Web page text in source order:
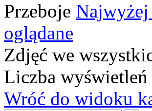
Przeboje Najwyżej
oglądane
Zdjęć we
Liczba
Wróć do widoku